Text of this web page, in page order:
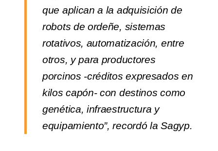
que aplican a la adquisición de
robots de ordeñe, sistemas
rotativos, automatización, entre
otros, y para productores
porcinos -créditos expresados en
kilos capón- con destinos como
genética, infraestructura y
equipamiento”, recordó la Sagyp.